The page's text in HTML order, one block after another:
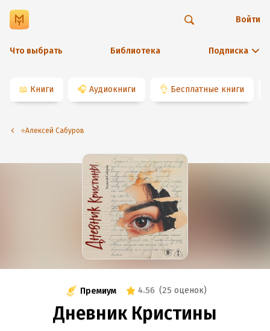
Что выбрать Библиотека Подписка
Войти
📖 Книги 🎧 Аудиокниги 👌 Бесплатные книги
⭐️Алексей Сабуров
Премиум 4.56 (25 оценок)
Дневник Кристины